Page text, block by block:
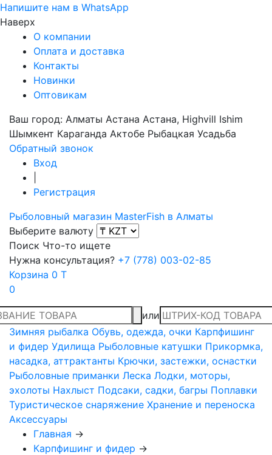
Напишите нам в WhatsApp
Наверх
О компании
Оплата и доставка
Контакты
Новинки
Оптовикам
Ваш город: Алматы Астана Астана, Highvill Ishim
Шымкент Караганда Актобе Рыбацкая Усадьба
Обратный звонок
Вход
Регистрация
Рыболовный магазин MasterFish в Алматы
Выберите валюту
Поиск Что-то ищете
Нужна консультация? +7 (778) 003-02-85
Корзина 0 T
0
или
Зимняя рыбалка Обувь, одежда, очки Карпфишинг
и фидер Удилища Рыболовные катушки Прикормка,
насадка, аттрактанты Крючки, застежки, оснастки
Рыболовные приманки Леска Лодки, моторы,
эхолоты Нахлыст Подсаки, садки, багры Поплавки
Туристическое снаряжение Хранение и переноска
Аксессуары
Главная →
Карпфишинг и фидер →